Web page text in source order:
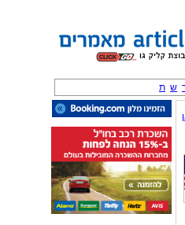
ש ת